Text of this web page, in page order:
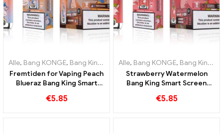
Alle, Bang KONGE, Bang King Smart skærm 15000 Puff ,Engangs
Fremtiden for Vaping Peach
Blueraz Bang King Smart
€5.85
Alle, Bang KONGE, Bang King Smart skærm 15000 Puff
Strawberry Watermelon
Bang King Smart Screen
afslappende fornøjelse af
€5.85